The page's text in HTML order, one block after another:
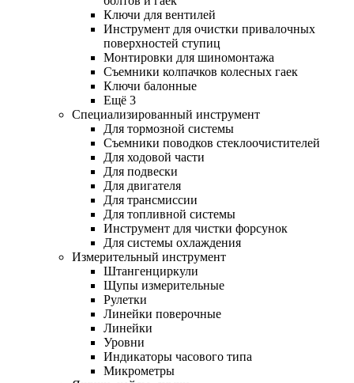
Ключи для вентилей
Инструмент для очистки привалочных
поверхностей ступиц
Монтировки для шиномонтажа
Съемники колпачков колесных гаек
Ключи балонные
Ещё 3
Специализированный инструмент
Для тормозной системы
Съемники поводков стеклоочистителей
Для ходовой части
Для подвески
Для двигателя
Для трансмиссии
Для топливной системы
Инструмент для чистки форсунок
Для системы охлаждения
Измерительный инструмент
Штангенциркули
Щупы измерительные
Рулетки
Линейки поверочные
Линейки
Уровни
Индикаторы часового типа
Микрометры